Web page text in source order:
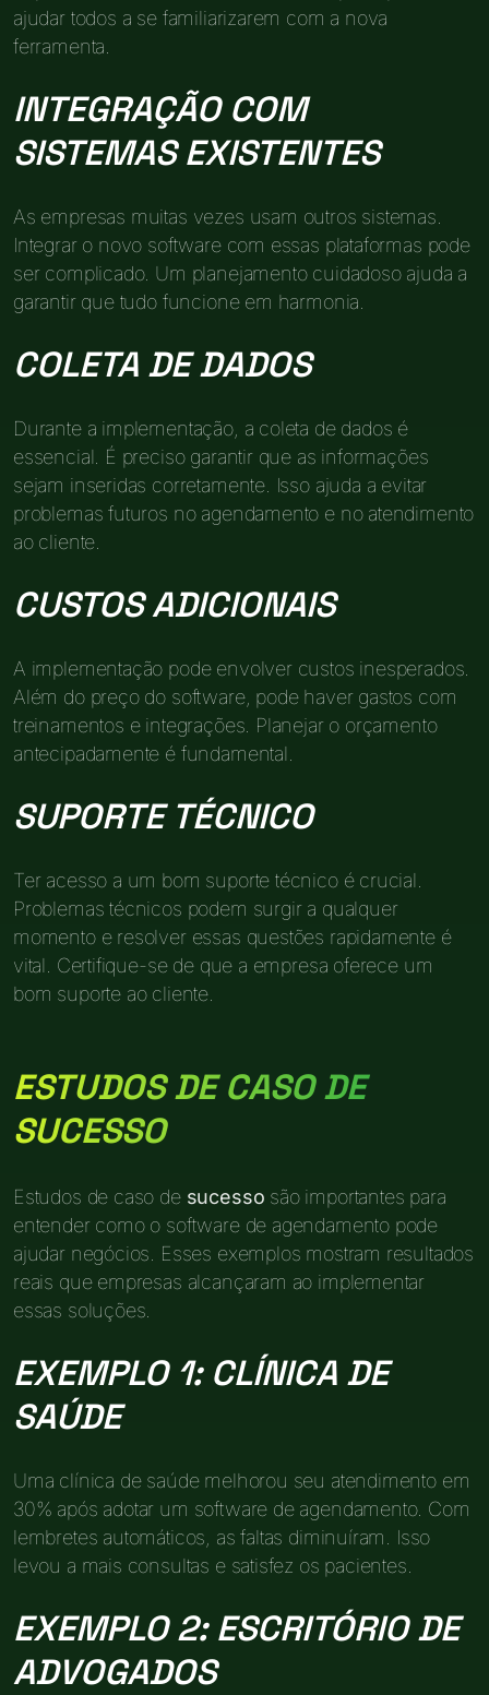
ajudar todos a se familiarizarem com a nova
ferramenta.
INTEGRAÇÃO COM
SISTEMAS EXISTENTES
As empresas muitas vezes usam outros sistemas.
Integrar o novo software com essas plataformas pode
ser complicado. Um planejamento cuidadoso ajuda a
garantir que tudo funcione em harmonia.
COLETA DE DADOS
Durante a implementação, a coleta de dados é
essencial. É preciso garantir que as informações
sejam inseridas corretamente. Isso ajuda a evitar
problemas futuros no agendamento e no atendimento
ao cliente.
CUSTOS ADICIONAIS
A implementação pode envolver custos inesperados.
Além do preço do software, pode haver gastos com
treinamentos e integrações. Planejar o orçamento
antecipadamente é fundamental.
SUPORTE TÉCNICO
Ter acesso a um bom suporte técnico é crucial.
Problemas técnicos podem surgir a qualquer
momento e resolver essas questões rapidamente é
vital. Certifique-se de que a empresa oferece um
bom suporte ao cliente.
ESTUDOS DE CASO DE
SUCESSO
Estudos de caso de sucesso são importantes para
entender como o software de agendamento pode
ajudar negócios. Esses exemplos mostram resultados
reais que empresas alcançaram ao implementar
essas soluções.
EXEMPLO 1: CLÍNICA DE
SAÚDE
Uma clínica de saúde melhorou seu atendimento em
30% após adotar um software de agendamento. Com
lembretes automáticos, as faltas diminuíram. Isso
levou a mais consultas e satisfez os pacientes.
EXEMPLO 2: ESCRITÓRIO DE
ADVOGADOS